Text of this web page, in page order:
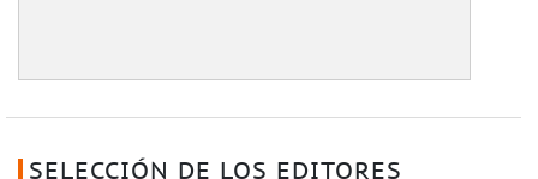
SELECCIÓN DE LOS EDITORES